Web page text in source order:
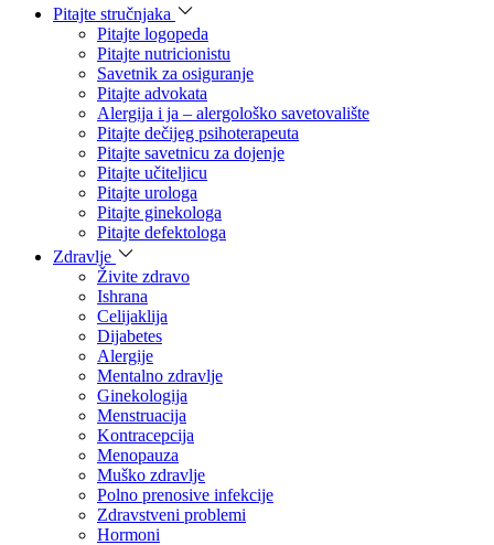
Pitajte stručnjaka
Pitajte logopeda
Pitajte nutricionistu
Savetnik za osiguranje
Pitajte advokata
Alergija i ja – alergološko savetovalište
Pitajte dečijeg psihoterapeuta
Pitajte savetnicu za dojenje
Pitajte učiteljicu
Pitajte urologa
Pitajte ginekologa
Pitajte defektologa
Zdravlje
Živite zdravo
Ishrana
Celijaklija
Dijabetes
Alergije
Mentalno zdravlje
Ginekologija
Menstruacija
Kontracepcija
Menopauza
Muško zdravlje
Polno prenosive infekcije
Zdravstveni problemi
Hormoni